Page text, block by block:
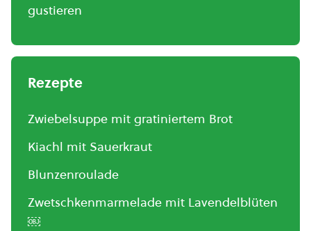
gustieren
Rezepte
Zwiebelsuppe mit gratiniertem Brot
Kiachl mit Sauerkraut
Blunzenroulade
Zwetschkenmarmelade mit Lavendelblüten
￼